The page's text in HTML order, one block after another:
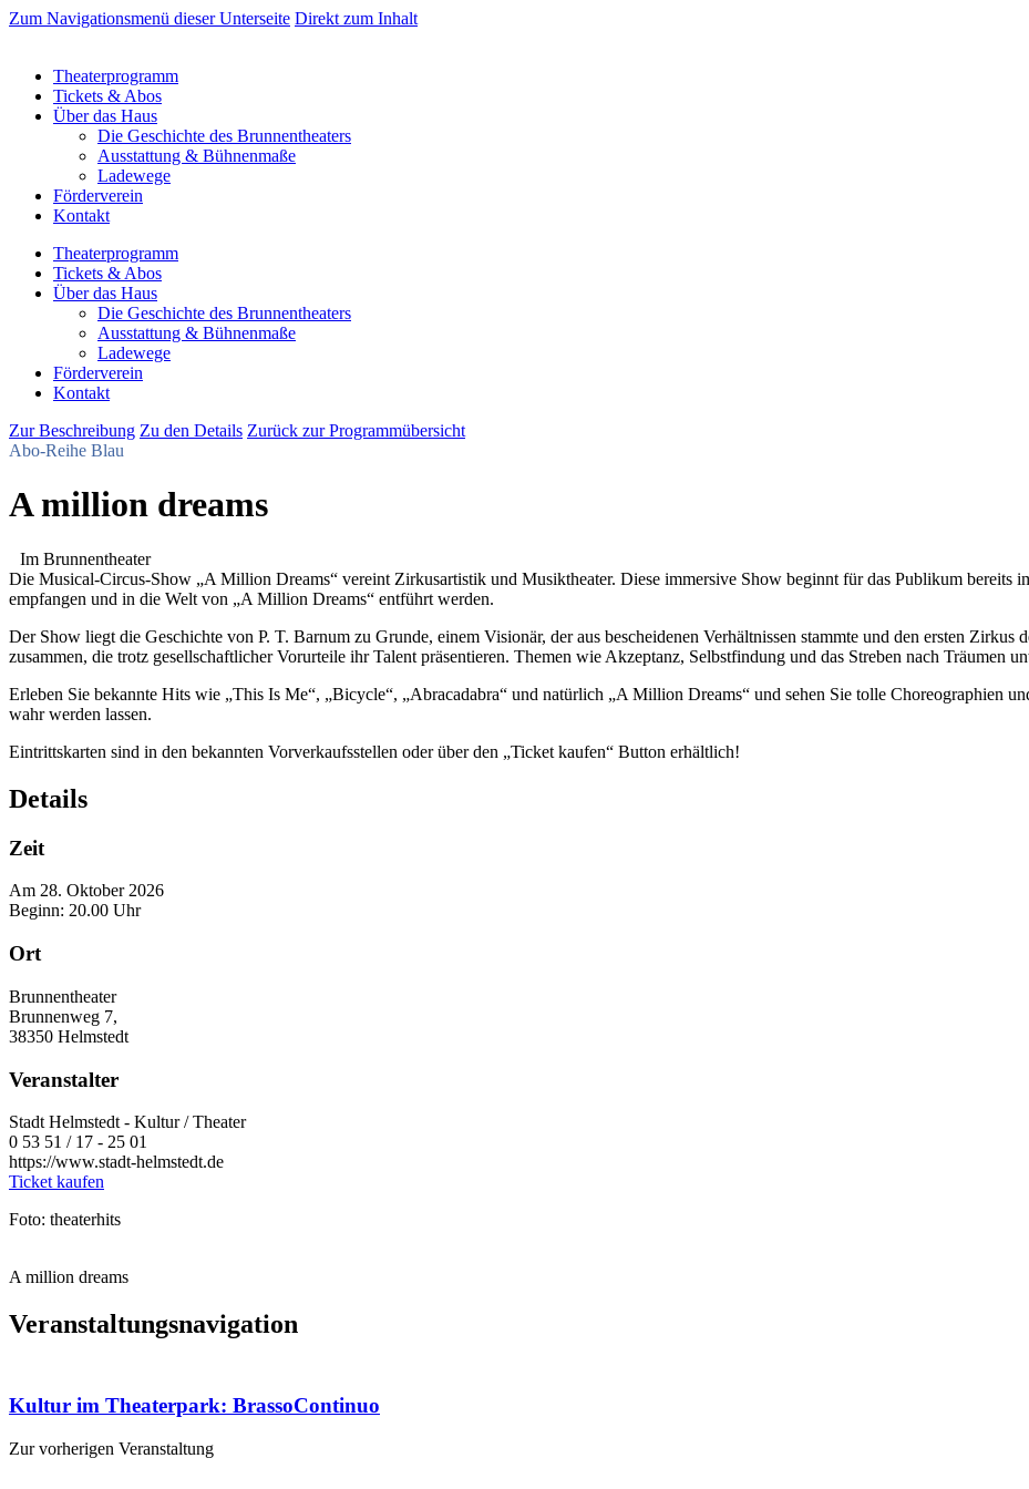
Zum Navigationsmenü dieser Unterseite Direkt zum Inhalt
Theaterprogramm
Tickets & Abos
Über das Haus
Die Geschichte des Brunnentheaters
Ausstattung & Bühnenmaße
Ladewege
Förderverein
Kontakt
Theaterprogramm
Tickets & Abos
Über das Haus
Die Geschichte des Brunnentheaters
Ausstattung & Bühnenmaße
Ladewege
Förderverein
Kontakt
Zur Beschreibung Zu den Details Zurück zur Programmübersicht
Abo-Reihe Blau
A million dreams
Im Brunnentheater
Die Musical-Circus-Show „A Million Dreams“ vereint Zirkusartistik und Musiktheater. Diese immersive Show beginnt für das Publikum bereits
empfangen und in die Welt von „A Million Dreams“ entführt werden.
Der Show liegt die Geschichte von P. T. Barnum zu Grunde, einem Visionär, der aus bescheidenen Verhältnissen stammte und den ersten
zusammen, die trotz gesellschaftlicher Vorurteile ihr Talent präsentieren. Themen wie Akzeptanz, Selbstfindung und das Streben nach Träumen
Erleben Sie bekannte Hits wie „This Is Me“, „Bicycle“, „Abracadabra“ und natürlich „A Million Dreams“ und sehen Sie tolle Choreographien
wahr werden lassen.
Eintrittskarten sind in den bekannten Vorverkaufsstellen oder über den „Ticket kaufen“ Button erhältlich!
Details
Zeit
Am 28. Oktober 2026
Beginn: 20.00 Uhr
Ort
Brunnentheater
Brunnenweg 7,
38350 Helmstedt
Veranstalter
Stadt Helmstedt - Kultur / Theater
0 53 51 / 17 - 25 01
https://www.stadt-helmstedt.de
Ticket kaufen
Foto: theaterhits
A million dreams
Veranstaltungsnavigation
Kultur im Theaterpark: BrassoContinuo
Zur vorherigen Veranstaltung